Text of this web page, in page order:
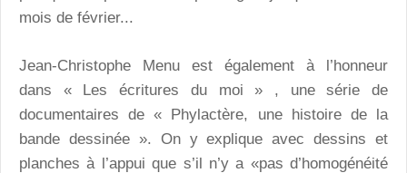
mois de février...
Jean-Christophe Menu est également à l’honneur
dans « Les écritures du moi » , une série de
documentaires de « Phylactère, une histoire de la
bande dessinée ». On y explique avec dessins et
planches à l’appui que s’il n’y a «pas d’homogénéité